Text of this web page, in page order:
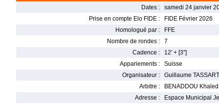
Dates :
samedi 24 janvier
Prise en compte Elo FIDE :
FIDE Février 2026
Homologué par :
FFE
Nombre de rondes :
7
Cadence :
12' + [3'']
Appariements :
Suisse
Organisateur :
Guillaume TASSART
Arbitre :
BENADDOU Khaled
Adresse :
Espace Municipal